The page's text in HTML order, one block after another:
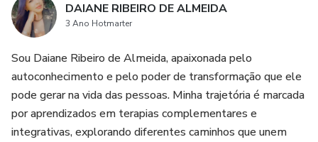
Mais do que leitura, este é um mapa de travessia interior:
libertar do caos mental e despertar o poder de viver em
paz consigo mesmo.
DAIANE RIBEIRO DE ALMEIDA
3 Ano Hotmarter
Sou Daiane Ribeiro de Almeida, apaixonada pelo
autoconhecimento e pelo poder de transformação que ele
pode gerar na vida das pessoas. Minha trajetória é marcada
por aprendizados em terapias complementares e
integrativas, explorando diferentes caminhos que unem